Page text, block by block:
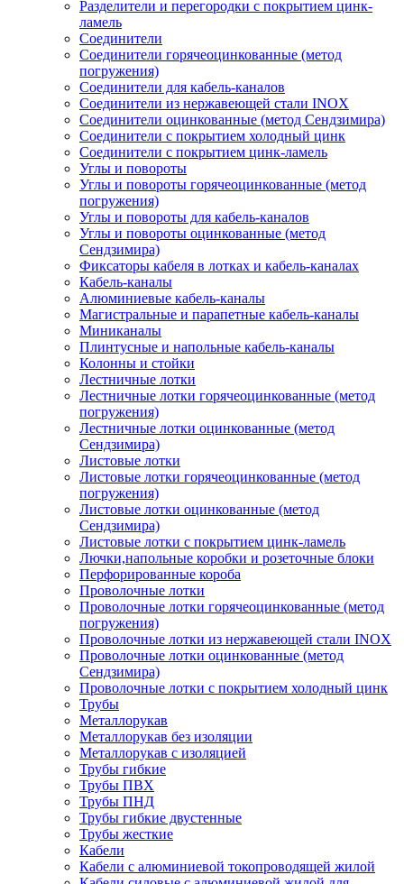
Разделители и перегородки с покрытием цинк-
ламель
Соединители
Соединители горячеоцинкованные (метод
погружения)
Соединители для кабель-каналов
Соединители из нержавеющей стали INOX
Соединители оцинкованные (метод Сендзимира)
Соединители с покрытием холодный цинк
Соединители с покрытием цинк-ламель
Углы и повороты
Углы и повороты горячеоцинкованные (метод
погружения)
Углы и повороты для кабель-каналов
Углы и повороты оцинкованные (метод
Сендзимира)
Фиксаторы кабеля в лотках и кабель-каналах
Кабель-каналы
Алюминиевые кабель-каналы
Магистральные и парапетные кабель-каналы
Миниканалы
Плинтусные и напольные кабель-каналы
Колонны и стойки
Лестничные лотки
Лестничные лотки горячеоцинкованные (метод
погружения)
Лестничные лотки оцинкованные (метод
Сендзимира)
Листовые лотки
Листовые лотки горячеоцинкованные (метод
погружения)
Листовые лотки оцинкованные (метод
Сендзимира)
Листовые лотки с покрытием цинк-ламель
Лючки,напольные коробки и розеточные блоки
Перфорированные короба
Проволочные лотки
Проволочные лотки горячеоцинкованные (метод
погружения)
Проволочные лотки из нержавеющей стали INOX
Проволочные лотки оцинкованные (метод
Сендзимира)
Проволочные лотки с покрытием холодный цинк
Трубы
Металлорукав
Металлорукав без изоляции
Металлорукав с изоляцией
Трубы гибкие
Трубы ПВХ
Трубы ПНД
Трубы гибкие двустенные
Трубы жесткие
Кабели
Кабели с алюминиевой токопроводящей жилой